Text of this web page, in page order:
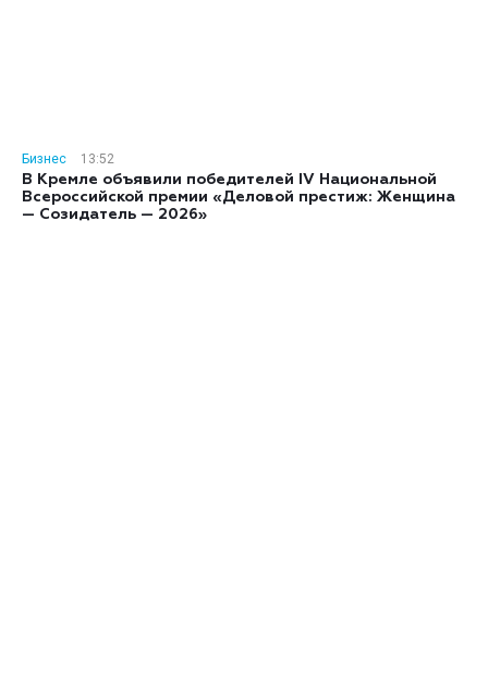
Бизнес
13:52
В Кремле объявили победителей IV Национальной
Всероссийской премии «Деловой престиж: Женщина
— Созидатель — 2026»